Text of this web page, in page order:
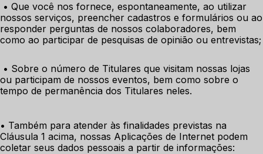
• Que você nos fornece, espontaneamente, ao utilizar
nossos serviços, preencher cadastros e formulários ou ao
responder perguntas de nossos colaboradores, bem
como ao participar de pesquisas de opinião ou entrevistas;
• Sobre o número de Titulares que visitam nossas lojas
ou participam de nossos eventos, bem como sobre o
tempo de permanência dos Titulares neles.
• Também para atender às finalidades previstas na
Cláusula 1 acima, nossas Aplicações de Internet podem
coletar seus dados pessoais a partir de informações: